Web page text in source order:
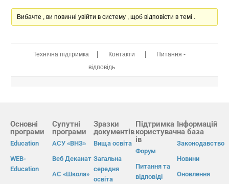
Вибачте , ви повинні увійти в систему , щоб відповісти в темі .
Технічна підтримка | Контакти |
Питання -
відповідь
Основні
програми
Education
WEB-
Education
Супутні
програми
АСУ «ВНЗ»
Веб Деканат
АС «Школа»
Зразки
документів
Вища освіта
Загальна
середня
освіта
Підтримка
користувач
ів
Форум
Питання та
відповіді
Інформацій
на база
Законодавство
Новини
Оновлення